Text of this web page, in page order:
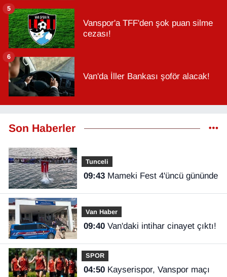
Vanspor'a TFF'den şok puan silme
cezası!
5
Van'da İller Bankası şoför alacak!
6
Son Haberler
Tunceli
09:43 Mameki Fest 4'üncü gününde
Van Haber
09:40 Van'daki intihar cinayet çıktı!
SPOR
04:50Kayserispor, Vanspor maçı